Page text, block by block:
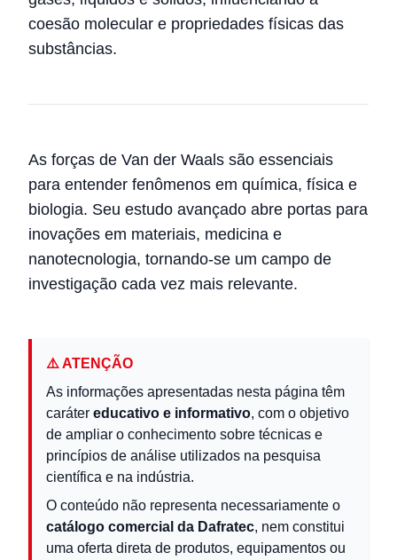
coesão molecular e propriedades físicas das
substâncias.
As forças de Van der Waals são essenciais
para entender fenômenos em química, física e
biologia. Seu estudo avançado abre portas para
inovações em materiais, medicina e
nanotecnologia, tornando-se um campo de
investigação cada vez mais relevante.
⚠️ ATENÇÃO
As informações apresentadas nesta página têm
caráter educativo e informativo, com o objetivo
de ampliar o conhecimento sobre técnicas e
princípios de análise utilizados na pesquisa
científica e na indústria.
O conteúdo não representa necessariamente o
catálogo comercial da Dafratec, nem constitui
uma oferta direta de produtos, equipamentos ou